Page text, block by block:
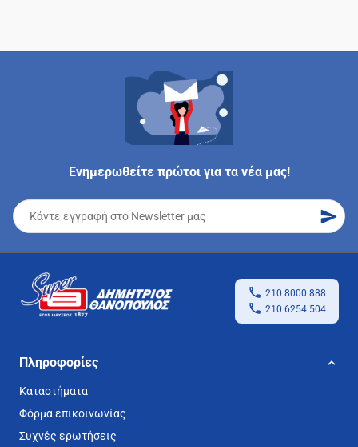
Ενημερωθείτε πρώτοι για τα νέα μας!
210 8000 888
210 6254 504
Πληροφορίες
Καταστήματα
Φόρμα επικοινωνίας
Συχνές ερωτήσεις